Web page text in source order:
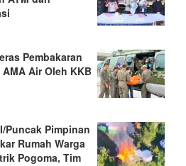
Pembakaran
Air Oleh KKB
Puncak Pimpinan
Rumah Warga
Pogoma, Tim